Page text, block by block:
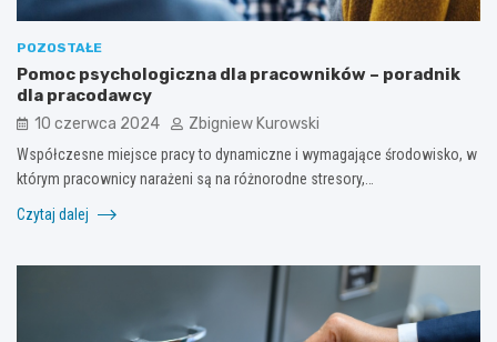
POZOSTAŁE
Pomoc psychologiczna dla pracowników – poradnik
dla pracodawcy
10 czerwca 2024 Zbigniew Kurowski
Współczesne miejsce pracy to dynamiczne i wymagające środowisko, w
którym pracownicy narażeni są na różnorodne stresory,…
Czytaj dalej